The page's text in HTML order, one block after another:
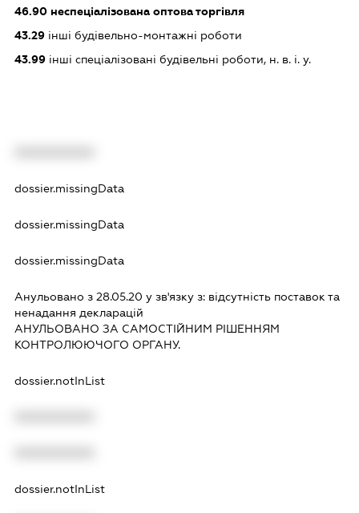
46.90 неспеціалізована оптова торгівля
43.29 інші будівельно-монтажні роботи
43.99 інші спеціалізовані будівельні роботи, н. в. і. у.
dossier.missingData
dossier.missingData
dossier.missingData
Анульовано з 28.05.20 у зв'язку з: вiдсутнiсть поставок та
ненадання декларацiй
АНУЛЬОВАНО ЗА САМОСТIЙНИМ РIШЕННЯМ
КОНТРОЛЮЮЧОГО ОРГАНУ.
dossier.notInList
dossier.notInList